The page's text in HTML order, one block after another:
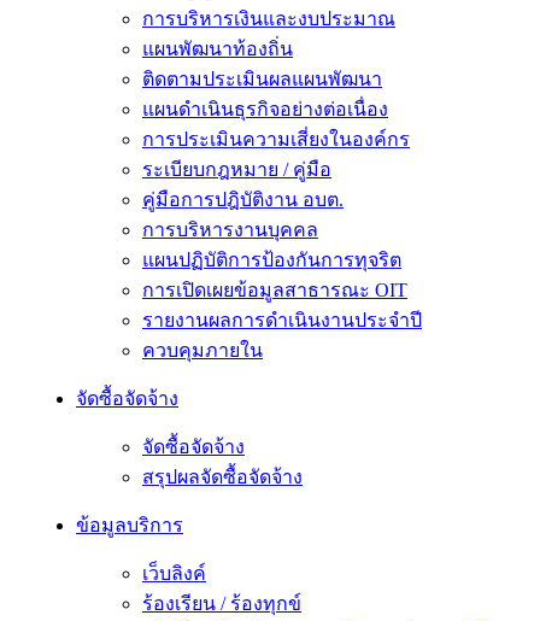
การบริหารเงินและงบประมาณ
แผนพัฒนาท้องถิ่น
ติดตามประเมินผลแผนพัฒนา
แผนดำเนินธุรกิจอย่างต่อเนื่อง
การประเมินความเสี่ยงในองค์กร
ระเบียบกฎหมาย / คู่มือ
คู่มือการปฎิบัติงาน อบต.
การบริหารงานบุคคล
แผนปฏิบัติการป้องกันการทุจริต
การเปิดเผยข้อมูลสาธารณะ OIT
รายงานผลการดำเนินงานประจำปี
ควบคุมภายใน
จัดซื้อจัดจ้าง
จัดซื้อจัดจ้าง
สรุปผลจัดซื้อจัดจ้าง
ข้อมูลบริการ
เว็บลิงค์
ร้องเรียน / ร้องทุกข์